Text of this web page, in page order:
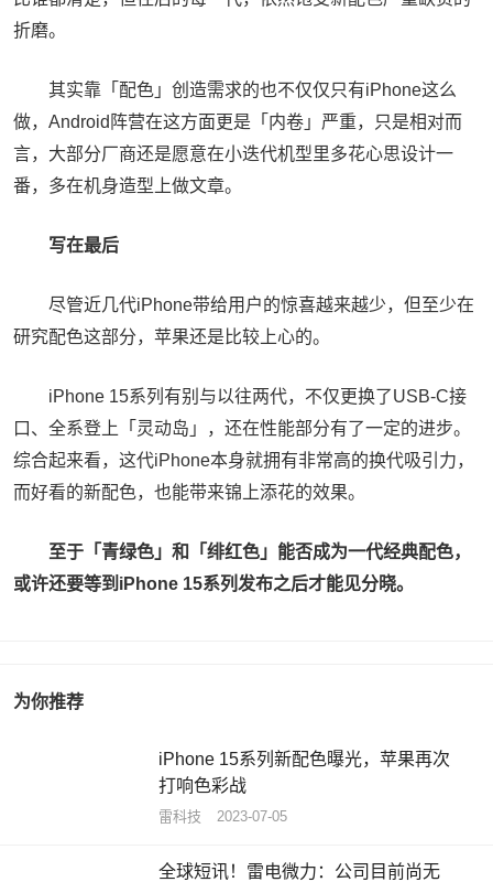
折磨。
其实靠「配色」创造需求的也不仅仅只有iPhone这么
做，Android阵营在这方面更是「内卷」严重，只是相对而
言，大部分厂商还是愿意在小迭代机型里多花心思设计一
番，多在机身造型上做文章。
写在最后
尽管近几代iPhone带给用户的惊喜越来越少，但至少在
研究配色这部分，苹果还是比较上心的。
iPhone 15系列有别与以往两代，不仅更换了USB-C接
口、全系登上「灵动岛」，还在性能部分有了一定的进步。
综合起来看，这代iPhone本身就拥有非常高的换代吸引力，
而好看的新配色，也能带来锦上添花的效果。
至于「青绿色」和「绯红色」能否成为一代经典配色，
或许还要等到iPhone 15系列发布之后才能见分晓。
为你推荐
iPhone 15系列新配色曝光，苹果再次
打响色彩战
雷科技 2023-07-05
全球短讯！雷电微力：公司目前尚无